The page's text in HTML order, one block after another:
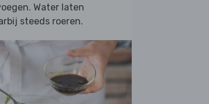
Water laten
steeds roeren.